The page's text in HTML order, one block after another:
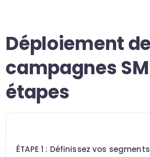
Déploiement
campagnes
étapes
ÉTAPE 1 : Définissez vos